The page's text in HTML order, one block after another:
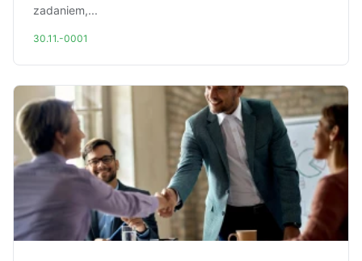
zadaniem,...
30.11.-0001